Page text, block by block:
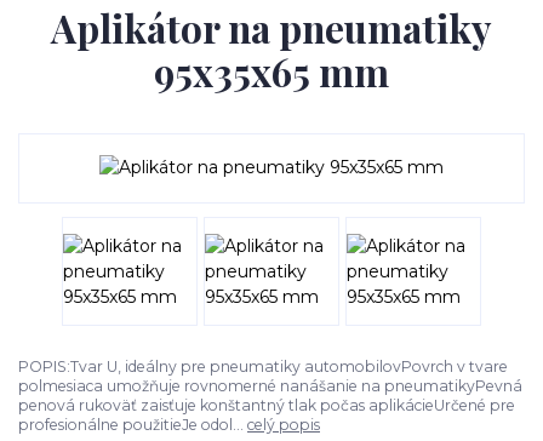
Aplikátor na pneumatiky
95x35x65 mm
POPIS:Tvar U, ideálny pre pneumatiky automobilovPovrch v tvare
polmesiaca umožňuje rovnomerné nanášanie na pneumatikyPevná
penová rukoväť zaisťuje konštantný tlak počas aplikácieUrčené pre
profesionálne použitieJe odol... celý popis